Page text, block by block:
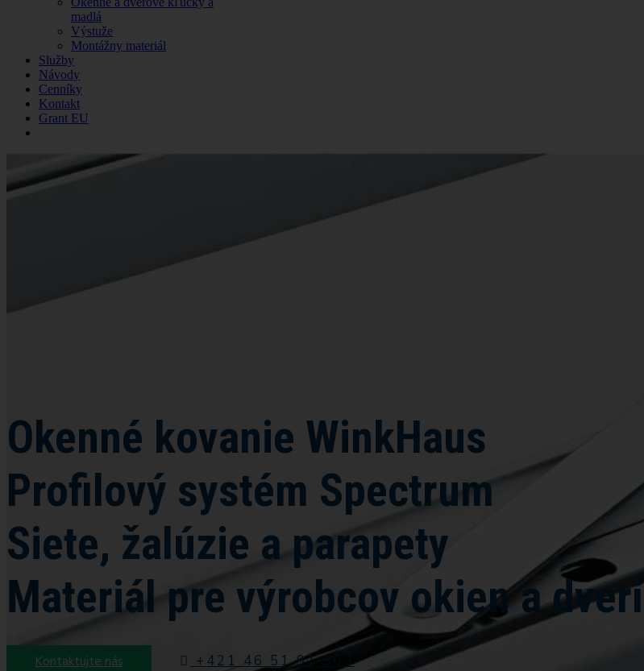
madlá
Výstuže
Montážny materiál
Služby
Návody
Cenníky
Kontakt
Grant EU
Okenné kovanie WinkHaus
Profilový systém Spectrum
Siete, žalúzie a parapety
Materiál pre výrobcov okien a dverí
Kontaktujte nás +421 46 51 91 303